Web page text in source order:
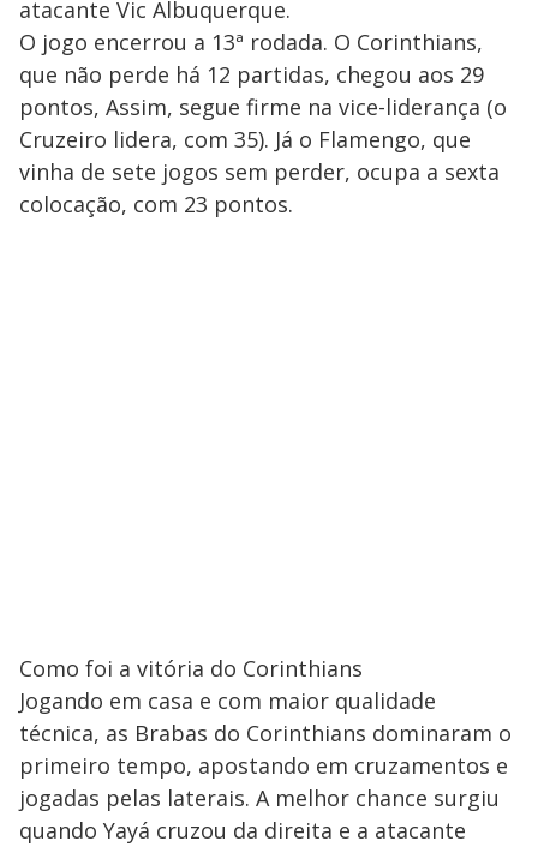
atacante Vic Albuquerque.
O jogo encerrou a 13ª rodada. O Corinthians,
que não perde há 12 partidas, chegou aos 29
pontos, Assim, segue firme na vice-liderança (o
Cruzeiro lidera, com 35). Já o Flamengo, que
vinha de sete jogos sem perder, ocupa a sexta
colocação, com 23 pontos.
Como foi a vitória do Corinthians
Jogando em casa e com maior qualidade
técnica, as Brabas do Corinthians dominaram o
primeiro tempo, apostando em cruzamentos e
jogadas pelas laterais. A melhor chance surgiu
quando Yayá cruzou da direita e a atacante